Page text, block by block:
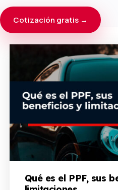
Cotización gratis →
Qué es el PPF, sus